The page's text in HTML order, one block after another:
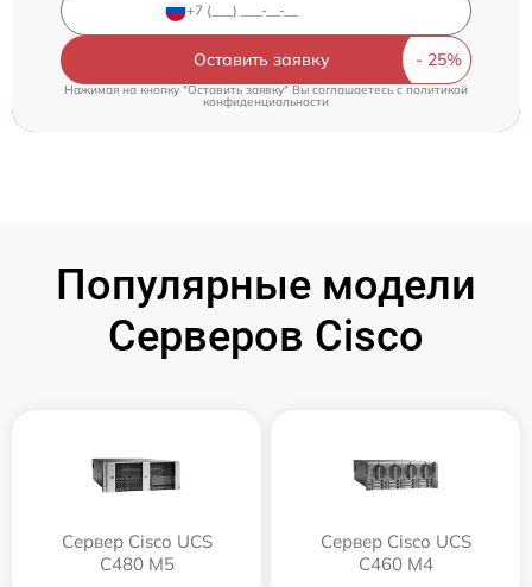
Оставить заявку
Нажимая на кнопку "Оставить заявку" Вы соглашаетесь cполитикой
конфиденциальности
Популярные модели
Серверов Cisco
Сервер Cisco UCS
C480 M5
Сервер Cisco UCS
C460 M4